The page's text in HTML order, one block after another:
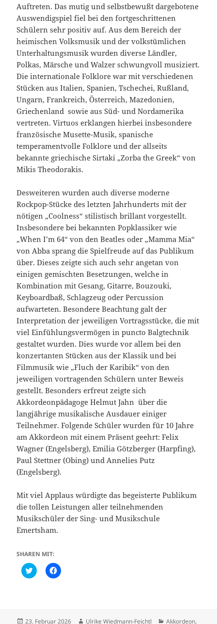
Auftreten. Das mutig und selbstbewußt dargebotene
Auswendigspiel fiel bei den fortgeschrittenen
Schülern sehr positiv auf. Aus dem Bereich der
heimischen Volksmusik und der volkstümlichen
Unterhaltungsmusik wurden diverse Ländler,
Polkas, Märsche und Walzer schwungvoll musiziert.
Die internationale Folklore war mit verschiedenen
Stücken aus Italien, Spanien, Tschechei, Rußland,
Ungarn, Frankreich, Österreich, Mazedonien,
Griechenland sowie aus Süd- und Nordamerika
vertreten. Virtuos erklangen hierbei insbesondere
französische Musette-Musik, spanische
temperamentvolle Folklore und der allseits
bekannte griechische Sirtaki „Zorba the Greek“ von
Mikis Theodorakis.
Desweiteren wurden auch diverse moderne
Rockpop-Stücke des letzten Jahrhunderts mit der
nötigen „Coolness“ stilistisch brillant vorgestellt.
Insbesondere bei bekannten Popklassiker wie
„When I’m 64“ von den Beatles oder „Mamma Mia“
von Abba sprang die Spielfreude auf das Publikum
über. Dieses zeigte sich auch sehr angetan von
einigen gemischten Besetzungen, welche in
Kombination mit Gesang, Gitarre, Bouzouki,
Keyboardbaß, Schlagzeug oder Percussion
aufwarteten. Besondere Beachtung galt der
Interpretation der jeweiligen Vortragsstücke, die mit
viel Einfühlungsvermögen in puncto Balgtechnik
gestaltet wurden. Dies wurde vor allem bei den
konzertanten Stücken aus der Klassik und bei
Filmmusik wie „Fluch der Karibik“ von den
jeweiligen vortragenden Schülern unter Beweis
gestellt. Besonders erfreut zeigte sich
Akkordeonpädagoge Helmut Jahn über die
langjährige musikalische Ausdauer einiger
Teilnehmer. Folgende Schüler wurden für 10 Jahre
am Akkordeon mit einem Präsent geehrt: Felix
Wagner (Engelsberg), Emilia Götzberger (Harpfing),
Paul Stettner (Obing) und Annelies Putz
(Engelsberg).
Mit viel Applaus würdigte das begeisterte Publikum
die tollen Leistungen aller teilnehmenden
Musikschüler der Sing- und Musikschule
Emertsham.
SHAREN MIT:
C
l
h
K
l
a
Veröffentlicht
23. Februar 2026 Autor
Ulrike Wiedmann-Feichtl Kategorien
Akkordeon,